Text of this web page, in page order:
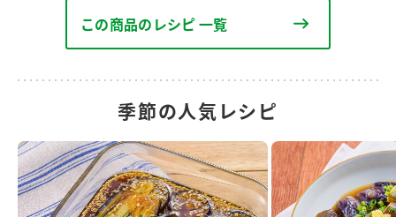
この商品のレシピ 一覧
季節の人気レシピ